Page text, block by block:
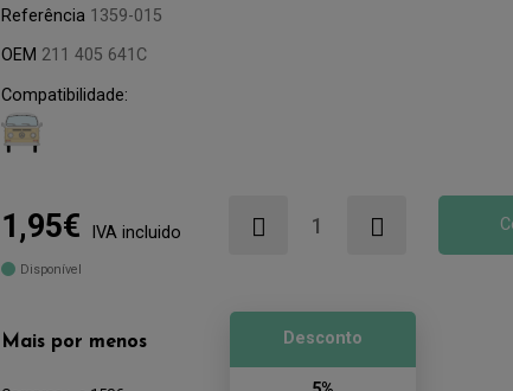
Referência 1359-015
OEM 211 405 641C
Compatibilidade:
1,95€ IVA incluido
Disponível
Mais por menos Desconto